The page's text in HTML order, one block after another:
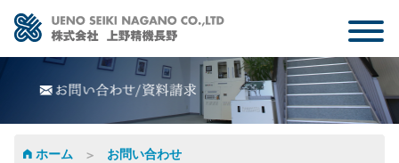
NEXT ONE
会社案内
業務内容
ホーム お問い合わせ